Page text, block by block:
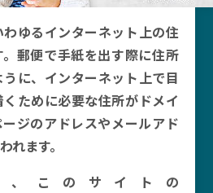
ゆるインターネット上の住
郵便で手紙を出す際に住所
に、インターネット上で目
ために必要な住所がドメイ
ジのアドレスやメールアド
れます。
このサイトの